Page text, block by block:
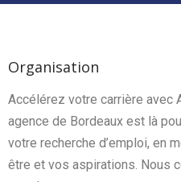
Organisation
Accélérez votre carrière avec
agence de Bordeaux est là
votre recherche d’emploi, en
être et vos aspirations. Nous